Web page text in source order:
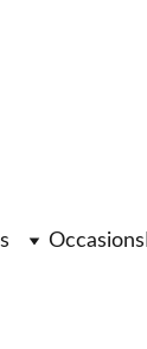
Occasions